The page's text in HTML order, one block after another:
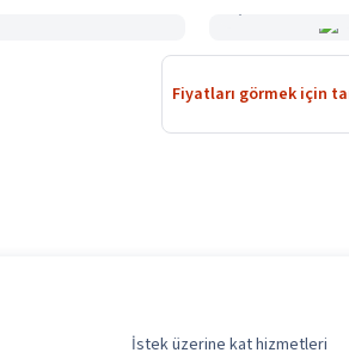
Fiyatları görmek için
İstek üzerine kat hizmetleri